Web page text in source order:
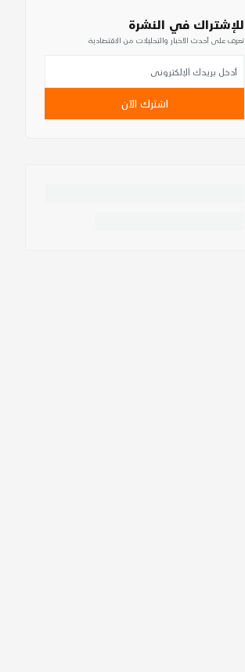
للإشتراك في النشرة
تعرف على أحدث الأخبار والتحليلات من الاقتصادية
اشترك الآن